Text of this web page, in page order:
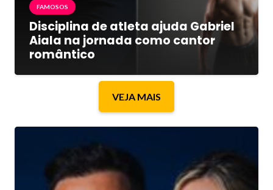
FAMOSOS
Disciplina de atleta ajuda Gabriel
Aiala na jornada como cantor
romântico
VEJA MAIS